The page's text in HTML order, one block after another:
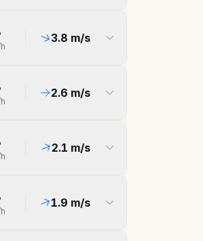
3.8 m/s
2.6 m/s
2.1 m/s
1.9 m/s